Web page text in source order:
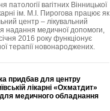
патології вагітних Вінницької
ім. М.І. Пирогова працює як
центр – лікувальний
надання медичної допомоги,
2016 року функціонує
терапії новонароджених.
придбав для центру
лікарні «Охматдит»
для медичного обладнання